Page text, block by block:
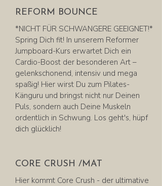
REFORM BOUNCE
*NICHT FÜR SCHWANGERE GEEIGNET!*
Spring Dich fit! In unserem Reformer
Jumpboard-Kurs erwartet Dich ein
Cardio-Boost der besonderen Art –
gelenkschonend, intensiv und mega
spaßig! Hier wirst Du zum Pilates-
Känguru und bringst nicht nur Deinen
Puls, sondern auch Deine Muskeln
ordentlich in Schwung. Los geht's, hüpf
dich glücklich!
CORE CRUSH /MAT
Hier kommt Core Crush - der ultimative